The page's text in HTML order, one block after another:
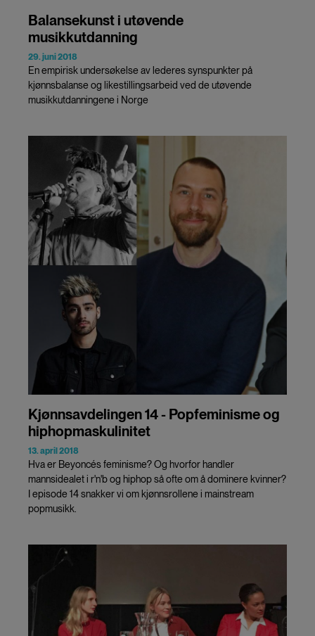
Balansekunst i utøvende
musikkutdanning
29. juni 2018
En empirisk undersøkelse av lederes synspunkter på
kjønnsbalanse og likestillingsarbeid ved de utøvende
musikkutdanningene i Norge
Kjønnsavdelingen 14 - Popfeminisme og
hiphopmaskulinitet
13. april 2018
Hva er Beyoncés feminisme? Og hvorfor handler
mannsidealet i r'n'b og hiphop så ofte om å dominere kvinner?
I episode 14 snakker vi om kjønnsrollene i mainstream
popmusikk.